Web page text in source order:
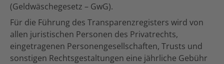
(Geldwäschegesetz – GwG).
Für die Führung des Transparenzregisters wird von
allen juristischen Personen des Privatrechts,
eingetragenen Personengesellschaften, Trusts und
sonstigen Rechtsgestaltungen eine jährliche Gebühr